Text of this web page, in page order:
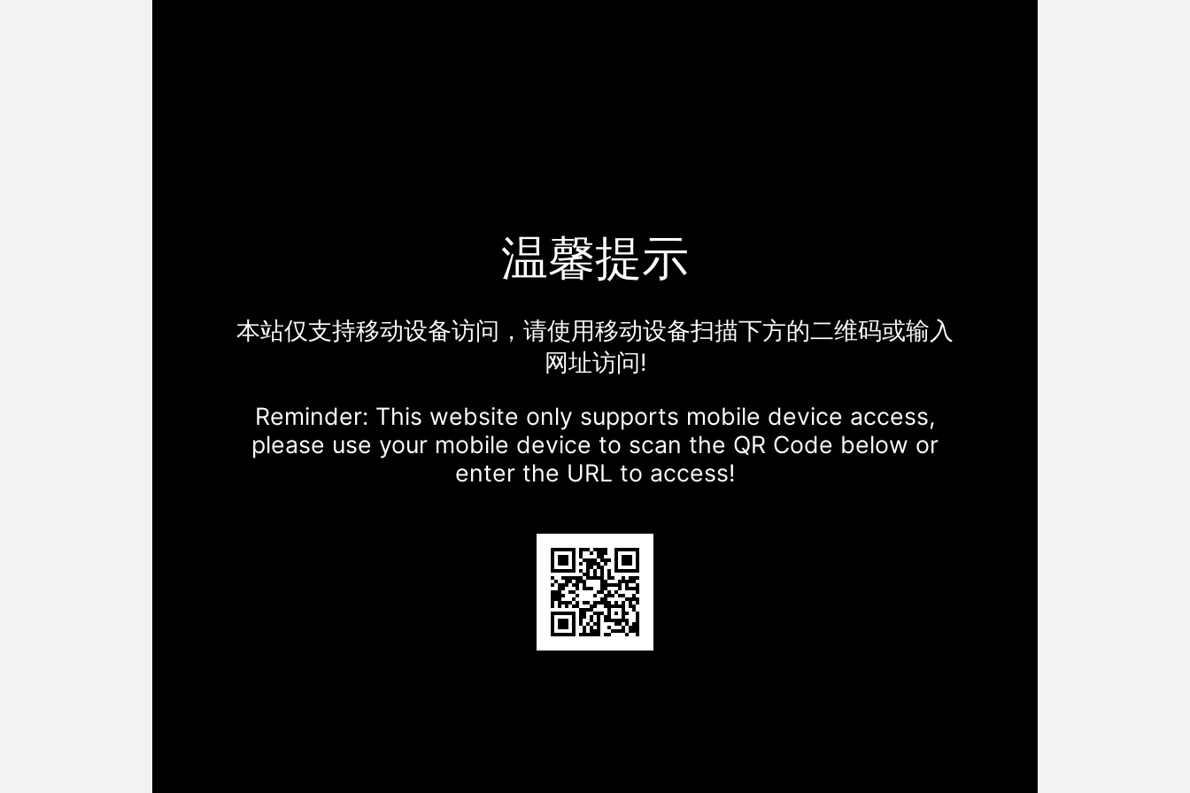
温馨提示
本站仅支持移动设备访问，请使用移动设备扫描下方的二维码或输入
网址访问!
Reminder: This website only supports mobile device access,
please use your mobile device to scan the QR Code below or
enter the URL to access!